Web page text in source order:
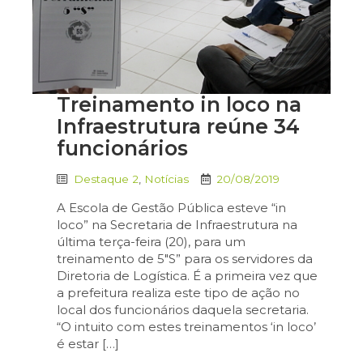
Treinamento in loco na
Infraestrutura reúne 34
funcionários
Destaque 2 Notícias 20/08/2019
A Escola de Gestão Pública esteve “in
loco” na Secretaria de Infraestrutura na
última terça-feira (20), para um
treinamento de 5″S” para os servidores da
Diretoria de Logística. É a primeira vez que
a prefeitura realiza este tipo de ação no
local dos funcionários daquela secretaria.
“O intuito com estes treinamentos ‘in loco’
é estar […]